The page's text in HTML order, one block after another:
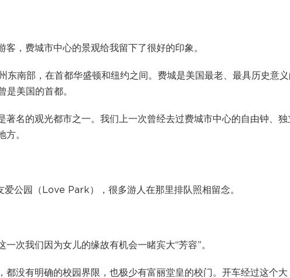
，费城市中心的景观给我留下了很好的印象。
南部，在首都华盛顿和纽约之间。费城是美国最老、最具历史意义
美国的首都。
著名的观光都市之一。我们上一次曾经去过费城市中心的自由钟、独
方。
爱公园（Love Park），很多游人在那里排队照相留念。
次我们因为女儿的缘故有机会一睹宾大“芳容”。
都没有明确的校园界限，也极少有富丽堂皇的校门。开车经过这个大